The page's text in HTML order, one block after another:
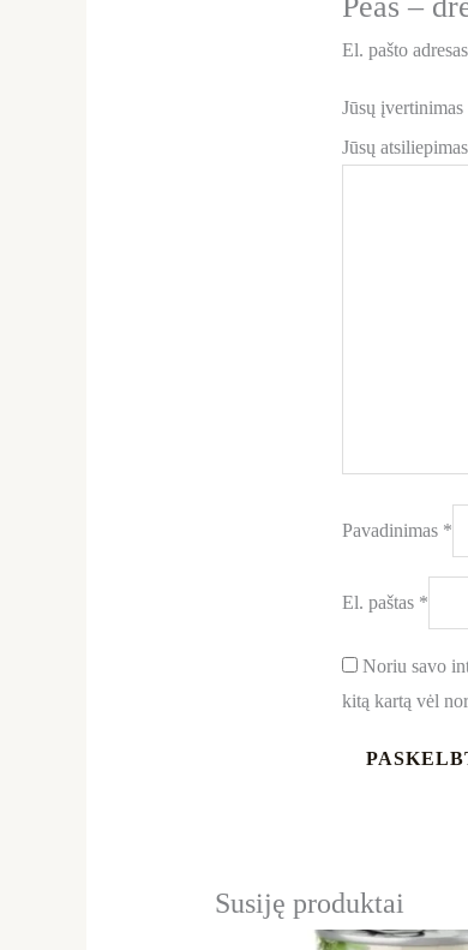
Peas –
El. pašto
Jūsų įvertinimas
Jūsų atsiliepimas
Pavadinimas *
El. paštas *
Noriu savo
kitą kartą vėl
Susiję produktai